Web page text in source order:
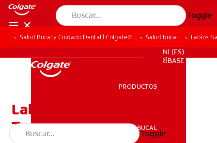
Toggle
SALUD BUCAL
NI (ES)
SUSCRÍBASE
PRODUCTOS
SALUD BUCAL
Toggle
Salud Bucal y Cuidado Dental | Colgate® Salud bucal Labios
Labios Naturales Con Un
Toque De Color